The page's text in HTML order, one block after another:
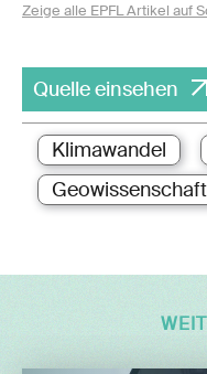
Zeige alle EPFL Artikel auf
Quelle einsehen
Klimawandel